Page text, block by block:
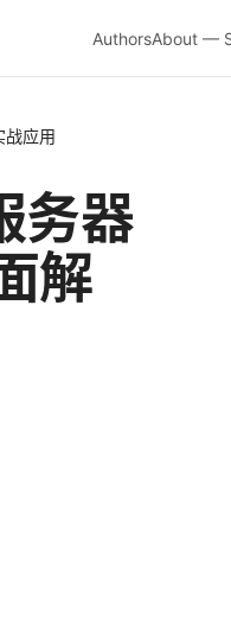
AuthorsAbout —
战应用
务器
解